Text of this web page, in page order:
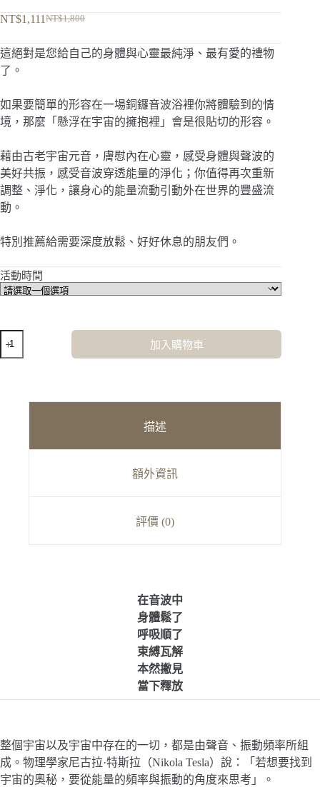
NT$1,800
始
價
NT$1,800。
NT$1,111
前
價
NT$1,111。
這絕對是您給自己的身體與心靈最純淨、最有愛的禮物
了。
如果要簡單的形容在一場銅鑼音波浴裡你將體驗到的情
境，那麼「懸浮在宇宙的擁抱裡」會是很貼切的形容。
藉由古老宇宙元音，膚慰內在心靈，感受身體與聲波的
美好共振，感受音波穿透能量的淨化；你值得再次重新
調整、淨化，讓身心的能量流動引動外在世界的豐盛流
動。
特別推薦給需要深度放鬆、好好休息的朋友們。
活動時間
加入購物車
描述
額外資訊
評價 (0)
在音波中
身體鬆了
呼吸順了
束縛瓦解
本然撇見
當下釋放
整個宇宙以及宇宙中存在的一切，都是由聲音、振動頻率所組
成。物理學家尼古拉·特斯拉（Nikola Tesla）說：「若想要找到
宇宙的奧秘，要從能量的頻率與振動的角度來思考」。